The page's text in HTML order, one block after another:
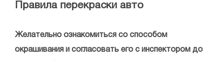
Правила перекраски авто
Желательно ознакомиться со способом
окрашивания и согласовать его с инспектором до